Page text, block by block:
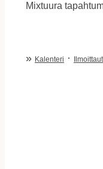
Mixtuura
» Kalenteri ·